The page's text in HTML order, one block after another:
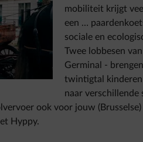
mobiliteit krijgt
een …
sociale en
Twee lobbesen
Germinal -
twintigtal kinderen
naar
ook voor jouw (Brusselse)
Hyppy.